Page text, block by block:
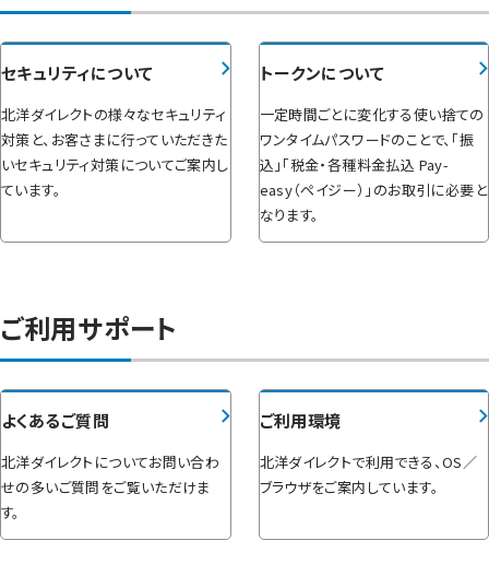
セキュリティについて
北洋ダイレクトの様々なセキュリティ
対策と、お客さまに行っていただきた
いセキュリティ対策についてご案内し
ています。
トークンについて
一定時間ごとに変化する使い捨ての
ワンタイムパスワードのことで、「振
込」「税金・各種料金払込 Pay-
easy（ペイジー）」のお取引に必要と
なります。
ご利用サポート
よくあるご質問
北洋ダイレクトについてお問い合わ
せの多いご質問をご覧いただけま
す。
ご利用環境
北洋ダイレクトで利用できる、OS／
ブラウザをご案内しています。